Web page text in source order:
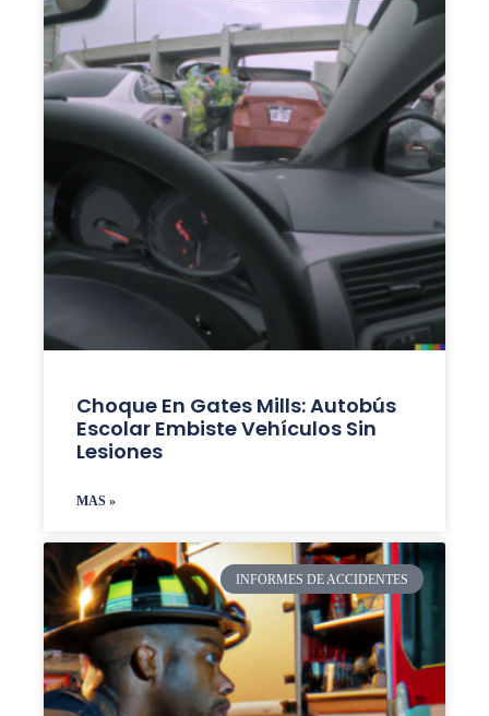
Choque En Gates Mills: Autobús
Escolar Embiste Vehículos Sin
Lesiones
MAS »
INFORMES DE ACCIDENTES